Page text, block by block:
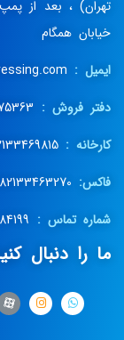
تهران) ، بعد از
خیابان همگام
ایمیل :
دفتر فروش :
کارخانه : 982133469815+
فاکس:
شماره تماس :
ما را دنبال